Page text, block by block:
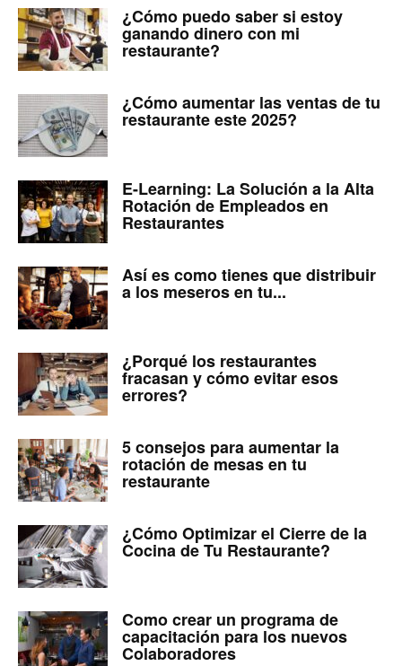
¿Cómo puedo saber si estoy
ganando dinero con mi
restaurante?
¿Cómo aumentar las ventas de tu
restaurante este 2025?
E-Learning: La Solución a la Alta
Rotación de Empleados en
Restaurantes
Así es como tienes que distribuir
a los meseros en tu...
¿Porqué los restaurantes
fracasan y cómo evitar esos
errores?
5 consejos para aumentar la
rotación de mesas en tu
restaurante
¿Cómo Optimizar el Cierre de la
Cocina de Tu Restaurante?
Como crear un programa de
capacitación para los nuevos
Colaboradores